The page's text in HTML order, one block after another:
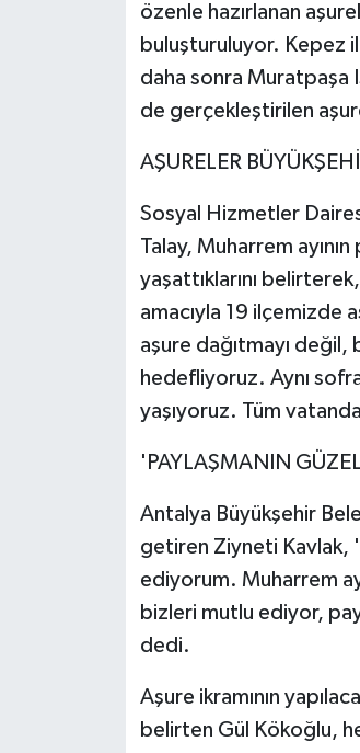
özenle hazırlanan
buluşturuluyor. Kepez
daha sonra Muratpaşa
de gerçekleştirilen
AŞURELER
Sosyal Hizmetler
Talay, Muharrem
yaşattıklarını
amacıyla 19 ilçemizde
aşure dağıtmayı değil,
hedefliyoruz. Aynı
yaşıyoruz. Tüm
'PAYLAŞMANIN
Antalya Büyükşehir
getiren Ziyneti Kavlak,
ediyorum. Muharrem
bizleri mutlu ediyor,
dedi.
Aşure ikramının
belirten Gül Kökoğlu,